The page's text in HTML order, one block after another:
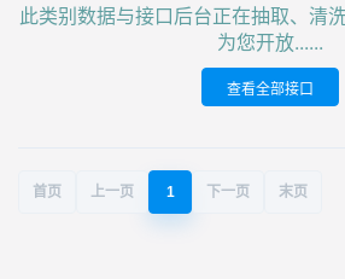
此类别数据与接口后台正在抽取、清
为您开放......
查看全部接口
首页 上一页 1 下一页 末页